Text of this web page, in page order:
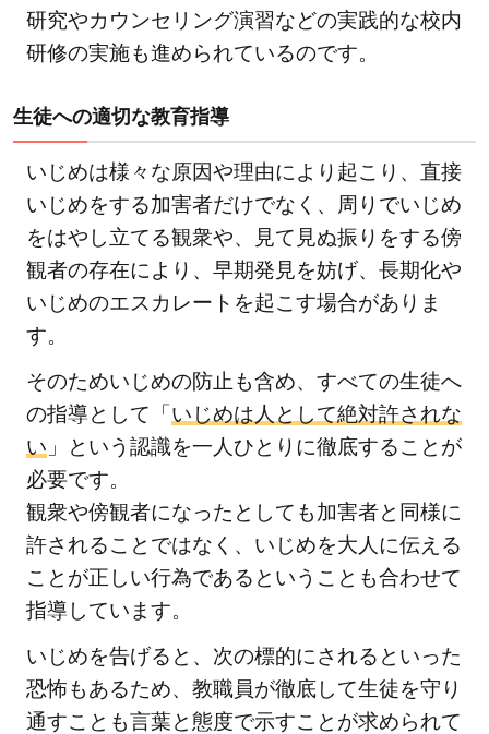
研究やカウンセリング演習などの実践的な校内
研修の実施も進められているのです。
生徒への適切な教育指導
いじめは様々な原因や理由により起こり、直接
いじめをする加害者だけでなく、周りでいじめ
をはやし立てる観衆や、見て見ぬ振りをする傍
観者の存在により、早期発見を妨げ、長期化や
いじめのエスカレートを起こす場合がありま
す。
そのためいじめの防止も含め、すべての生徒へ
の指導として「いじめは人として絶対許されな
い 」という認識を一人ひとりに徹底することが
必要です。
観衆や傍観者になったとしても加害者と同様に
許されることではなく、いじめを大人に伝える
ことが正しい行為であるということも合わせて
指導しています。
いじめを告げると、次の標的にされるといった
恐怖もあるため、教職員が徹底して生徒を守り
通すことも言葉と態度で示すことが求められて